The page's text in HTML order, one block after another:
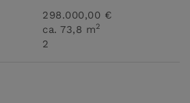
298.000,00 €
ca. 73,8 m2
2